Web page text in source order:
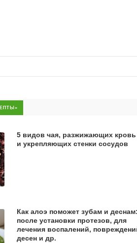
5 видов чая, разжижающих кровь
и укрепляющих стенки сосудов
Как алоэ поможет зубам и
после установки протезов, для
лечения воспалений,
десен и др.